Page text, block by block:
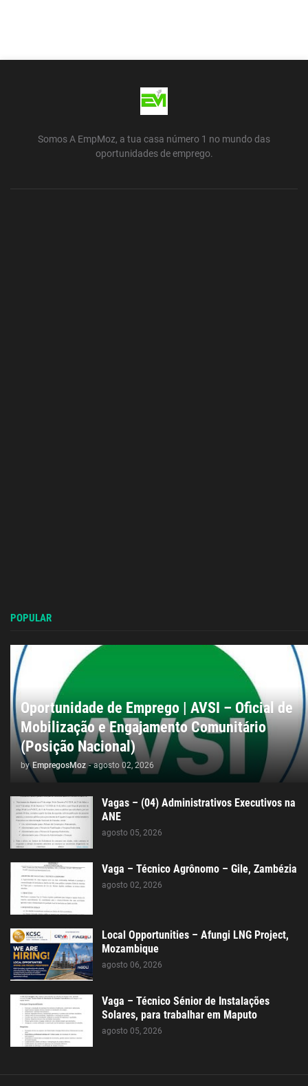
Somos A EmpMoz, a tua casa número 1 no mundo das
oportunidades de emprego.
POPULAR
Oportunidade de Emprego | AVSI – Oficial de
Mobilização e Engajamento Comunitário
(Posição Nacional)
by EmpregosMoz - agosto 02, 2026
Vagas – (04) Administrativos Executivos na
ANE
agosto 05, 2026
Vaga – Técnico Agrônomo – Gile, Zambézia
agosto 02, 2026
Local Opportunities – Afungi LNG Project,
Mozambique
agosto 06, 2026
Vaga – Técnico Sénior de Instalações
Solares, para trabalhar em Maputo
agosto 05, 2026